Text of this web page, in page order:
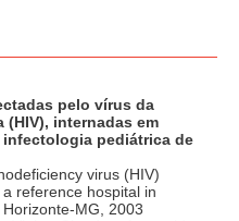
pelo vírus da
(HIV), internadas em
pediátrica de
virus (HIV)
reference hospital in
MG, 2003